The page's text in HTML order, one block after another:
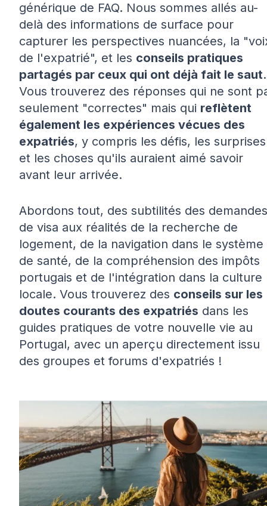
générique de FAQ. Nous sommes allés au-
delà des informations de surface pour
capturer les perspectives nuancées, la
de l'expatrié", et les conseils pratiques
partagés par ceux qui ont déjà fait le saut.
Vous trouverez des réponses qui ne sont
seulement "correctes" mais qui reflètent
également les expériences vécues des
expatriés, y compris les défis, les surprises
et les choses qu'ils auraient aimé savoir
avant leur arrivée.
Abordons tout, des subtilités des demandes
de visa aux réalités de la recherche de
logement, de la navigation dans le système
de santé, de la compréhension des impôts
portugais et de l'intégration dans la culture
locale. Vous trouverez des conseils sur les
doutes courants des expatriés dans les
guides pratiques de votre nouvelle vie au
Portugal, avec un aperçu directement issu
des groupes et forums d'expatriés !